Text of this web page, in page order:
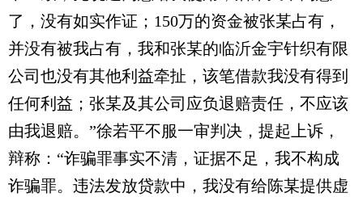
了，没有如实作证；150万的资金被张某占有，
并没有被我占有，我和张某的临沂金宇针织有限
公司也没有其他利益牵扯，该笔借款我没有得到
任何利益；张某及其公司应负退赔责任，不应该
由我退赔。”徐若平不服一审判决，提起上诉，
辩称：“诈骗罪事实不清，证据不足，我不构成
诈骗罪。违法发放贷款中，我没有给陈某提供虚